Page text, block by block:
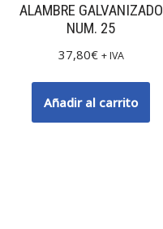
ALAMBRE GALVANIZADO
NUM. 25
37,80€ + IVA
Añadir al carrito